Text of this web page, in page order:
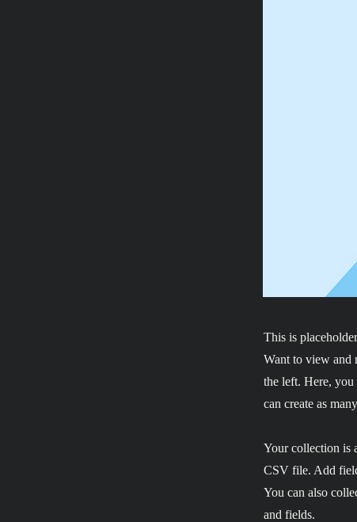
This is
Want to view and
the left. Here, you
can create as
Your collection is
CSV file. Add
You can also
and fields.